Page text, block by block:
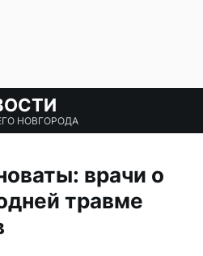
НОВГОРОДА
врачи о
травме